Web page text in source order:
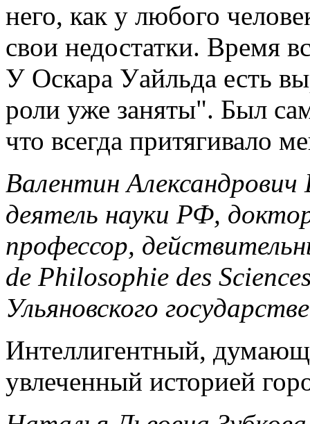
него, как у любого
свои недостатки. Время
У Оскара Уайльда есть
роли уже заняты". Был
что всегда притягивало
Валентин
деятель науки РФ,
профессор,
de Philosophie des
Ульяновского
Интеллигентный,
увлеченный историей